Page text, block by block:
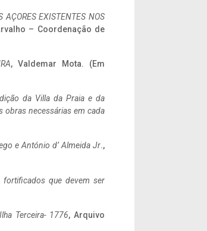
AÇORES EXISTENTES NOS
– Coordenação de
, Valdemar Mota. (Em
da Villa da Praia e da
obras necessárias em cada
e António d’ Almeida Jr.,
que devem ser
Terceira- 1776, Arquivo